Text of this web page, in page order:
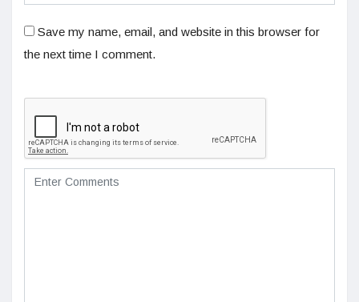
Save my name, email, and website in this browser for
the next time I comment.